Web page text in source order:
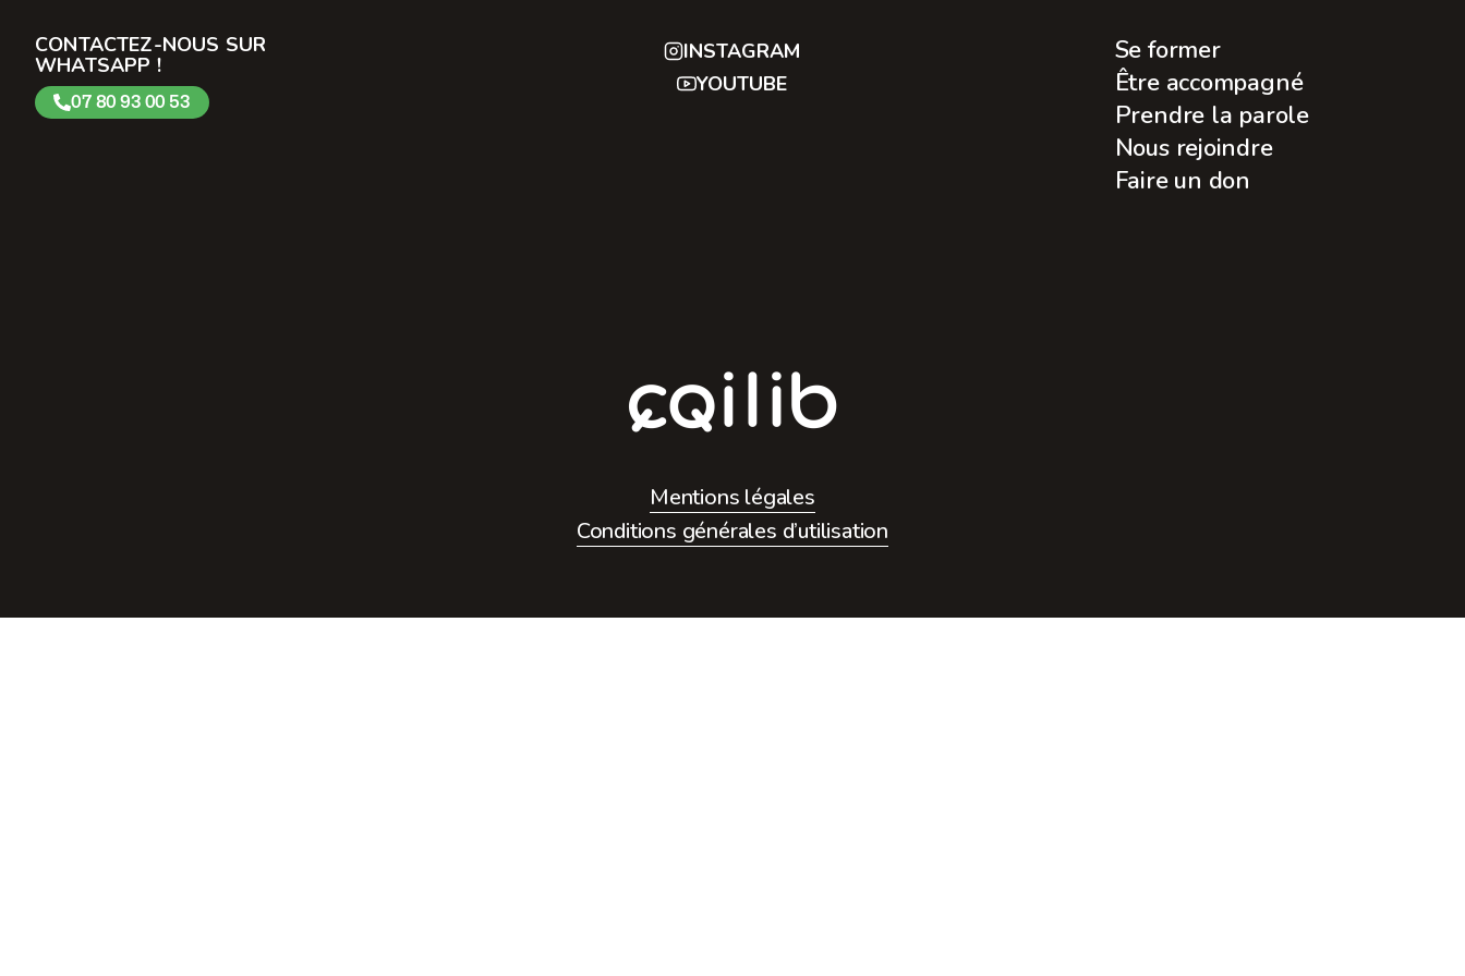
CONTACTEZ-NOUS SUR
WHATSAPP !
07 80 93 00 53
INSTAGRAM
YOUTUBE
Se former
Être accompagné
Prendre la parole
Nous rejoindre
Faire un don
Mentions légales
Conditions générales d’utilisation